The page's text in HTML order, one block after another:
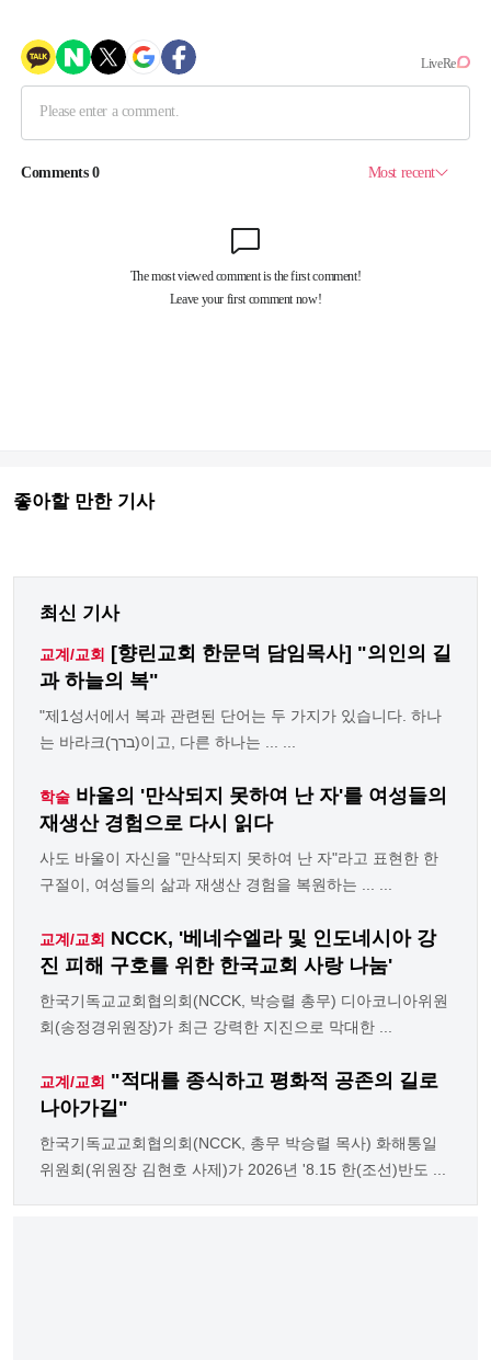
좋아할 만한 기사
최신 기사
교계/교회 [향린교회 한문덕 담임목사] "의인의 길
과 하늘의 복"
"제1성서에서 복과 관련된 단어는 두 가지가 있습니다. 하나
는 바라크(ברך)이고, 다른 하나는 ... ...
학술 바울의 '만삭되지 못하여 난 자'를 여성들의
재생산 경험으로 다시 읽다
사도 바울이 자신을 "만삭되지 못하여 난 자"라고 표현한 한
구절이, 여성들의 삶과 재생산 경험을 복원하는 ... ...
교계/교회 NCCK, '베네수엘라 및 인도네시아 강
진 피해 구호를 위한 한국교회 사랑 나눔'
한국기독교교회협의회(NCCK, 박승렬 총무) 디아코니아위원
회(송정경위원장)가 최근 강력한 지진으로 막대한 ...
교계/교회 "적대를 종식하고 평화적 공존의 길로
나아가길"
한국기독교교회협의회(NCCK, 총무 박승렬 목사) 화해통일
위원회(위원장 김현호 사제)가 2026년 '8.15 한(조선)반도 ...